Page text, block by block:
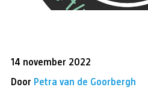
14 november 2022
Door Petra van de Goorbergh